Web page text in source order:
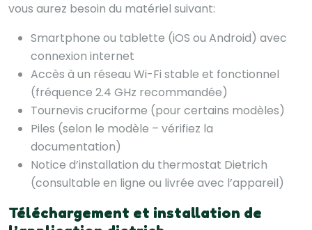
vous aurez besoin du matériel suivant:
Smartphone ou tablette (iOS ou Android) avec
connexion internet
Accès à un réseau Wi-Fi stable et fonctionnel
(fréquence 2.4 GHz recommandée)
Tournevis cruciforme (pour certains modèles)
Piles (selon le modèle – vérifiez la
documentation)
Notice d’installation du thermostat Dietrich
(consultable en ligne ou livrée avec l’appareil)
Téléchargement et installation de